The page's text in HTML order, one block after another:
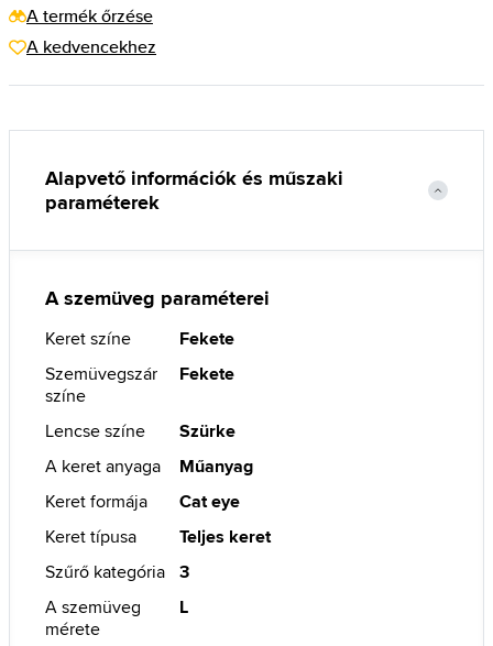
A termék őrzése
A kedvencekhez
Alapvető információk és műszaki
paraméterek
A szemüveg paraméterei
Keret színe
Fekete
Szemüvegszár
színe
Fekete
Lencse színe
Szürke
A keret anyaga
Műanyag
Keret formája
Cat eye
Keret típusa
Teljes keret
Szűrő kategória 3
A szemüveg
mérete
L